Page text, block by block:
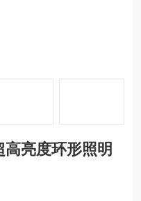
高亮度环形照明